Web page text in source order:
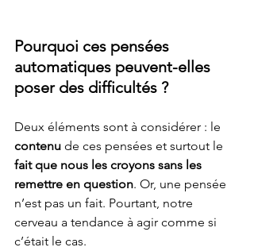
Pourquoi ces pensées
automatiques peuvent-elles
poser des difficultés ?
Deux éléments sont à considérer : le
contenu de ces pensées et surtout le
fait que nous les croyons sans les
remettre en question. Or, une pensée
n’est pas un fait. Pourtant, notre
cerveau a tendance à agir comme si
c’était le cas.